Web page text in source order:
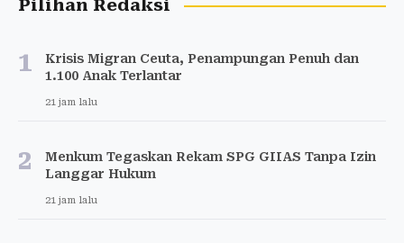
Pilihan Redaksi
1
Krisis Migran Ceuta, Penampungan Penuh dan
1.100 Anak Terlantar
21 jam lalu
2
Menkum Tegaskan Rekam SPG GIIAS Tanpa Izin
Langgar Hukum
21 jam lalu